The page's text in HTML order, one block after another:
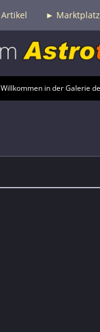
Artikel ►
Willkommen in der Galerie